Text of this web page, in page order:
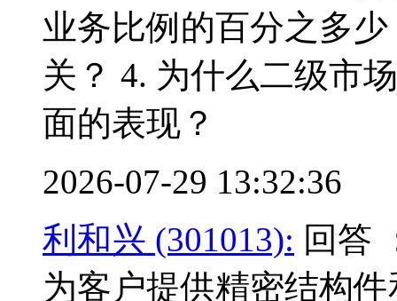
业务比例的百分之多
关？ 4. 为什么二级市
面的表现？
2026-07-29 13:32:36
利和兴 (301013): 回答
为客户提供精密结构